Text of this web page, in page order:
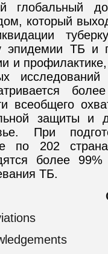
глобальный
который
эпидемии ТБ и
и
всеобщего
защиты и
При
по 202
более
ТБ.